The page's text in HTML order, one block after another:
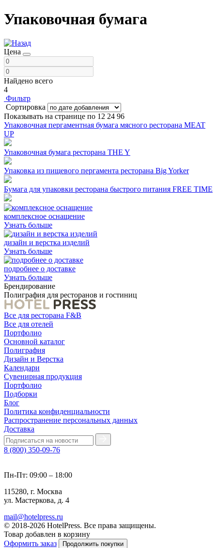
Упаковочная бумага
Цена
Найдено всего
4
Фильтр
Сортировка
Показывать на странице по 12 24 96
Упаковочная пергаментная бумага мясного ресторана MEAT
UP
Упаковочная бумага ресторана THE Y
Упаковка из пищевого пергамента ресторана Big Yorker
Бумага для упаковки ресторана быстрого питания FREE TIME
комплексное оснащение
Узнать больше
дизайн и верстка изделий
Узнать больше
подробнее о доставке
Узнать больше
Брендирование
Полиграфия для ресторанов и гостиниц
Все для ресторана F&B
Все для отелей
Портфолио
Основной каталог
Полиграфия
Дизайн и Верстка
Календари
Сувенирная продукция
Портфолио
Подборки
Блог
Политика конфиденциальности
Распространение персональных данных
Доставка
8 (800) 350-09-76
Пн-Пт: 09:00 – 18:00
115280, г. Москва
ул. Мастеркова, д. 4
mail@hotelpress.ru
© 2018-2026 HotelPress. Все права защищены.
Товар добавлен в корзину
Оформить заказ
Продолжить покупки